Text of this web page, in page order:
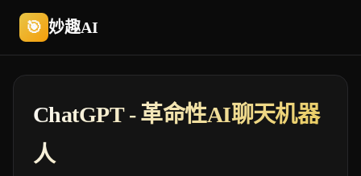
🎯 妙趣AI
ChatGPT - 革命性AI聊天机器
人